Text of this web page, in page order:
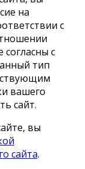
на
с
с
тип
вашего
сайт.
вы
сайта.